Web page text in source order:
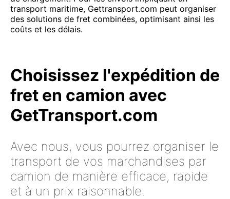
transport maritime, Gettransport.com peut organiser
des solutions de fret combinées, optimisant ainsi les
coûts et les délais.
Choisissez l'expédition de
fret en camion avec
GetTransport.com
Avec nous, vous pourrez organiser le
transport de vos marchandises par
camion de manière efficace, rapide
et à un prix raisonnable.